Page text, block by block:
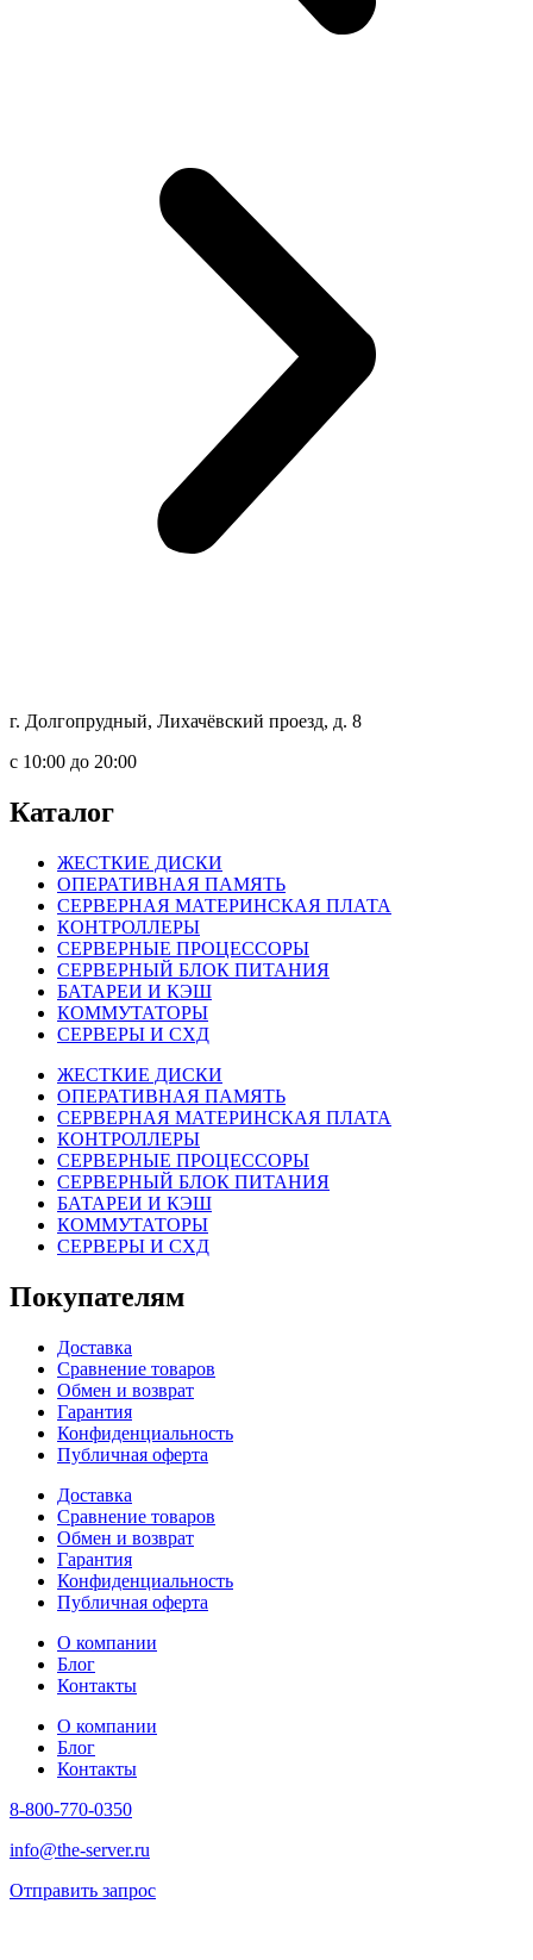
г. Долгопрудный, Лихачёвский проезд, д. 8
c 10:00 до 20:00
Каталог
ЖЕСТКИЕ ДИСКИ
ОПЕРАТИВНАЯ ПАМЯТЬ
СЕРВЕРНАЯ МАТЕРИНСКАЯ ПЛАТА
КОНТРОЛЛЕРЫ
СЕРВЕРНЫЕ ПРОЦЕССОРЫ
СЕРВЕРНЫЙ БЛОК ПИТАНИЯ
БАТАРЕИ И КЭШ
КОММУТАТОРЫ
СЕРВЕРЫ И СХД
ЖЕСТКИЕ ДИСКИ
ОПЕРАТИВНАЯ ПАМЯТЬ
СЕРВЕРНАЯ МАТЕРИНСКАЯ ПЛАТА
КОНТРОЛЛЕРЫ
СЕРВЕРНЫЕ ПРОЦЕССОРЫ
СЕРВЕРНЫЙ БЛОК ПИТАНИЯ
БАТАРЕИ И КЭШ
КОММУТАТОРЫ
СЕРВЕРЫ И СХД
Покупателям
Доставка
Сравнение товаров
Обмен и возврат
Гарантия
Конфиденциальность
Публичная оферта
Доставка
Сравнение товаров
Обмен и возврат
Гарантия
Конфиденциальность
Публичная оферта
О компании
Блог
Контакты
О компании
Блог
Контакты
8-800-770-0350
info@the-server.ru
Отправить запрос